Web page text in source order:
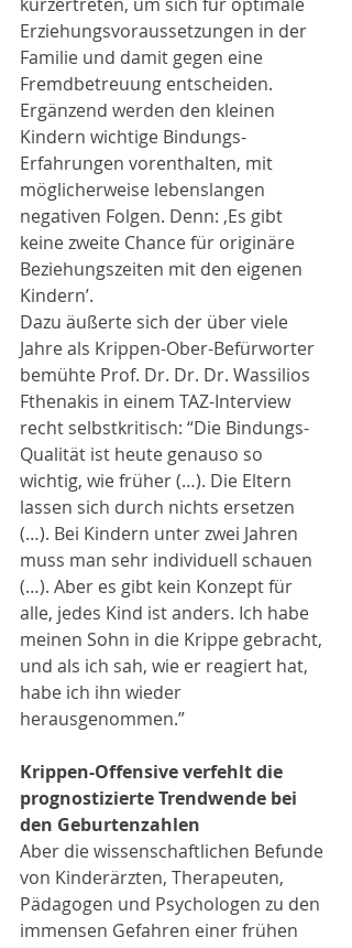
Erziehungsvoraussetzungen in der
Familie und damit gegen eine
Fremdbetreuung entscheiden.
Ergänzend werden den kleinen
Kindern wichtige Bindungs-
Erfahrungen vorenthalten, mit
möglicherweise lebenslangen
negativen Folgen. Denn: ‚Es gibt
keine zweite Chance für originäre
Beziehungszeiten mit den eigenen
Kindern’.
Dazu äußerte sich der über viele
Jahre als Krippen-Ober-Befürworter
bemühte Prof. Dr. Dr. Dr. Wassilios
Fthenakis in einem TAZ-Interview
recht selbstkritisch: “Die Bindungs-
Qualität ist heute genauso so
wichtig, wie früher (…). Die Eltern
lassen sich durch nichts ersetzen
(…). Bei Kindern unter zwei Jahren
muss man sehr individuell schauen
(…). Aber es gibt kein Konzept für
alle, jedes Kind ist anders. Ich habe
meinen Sohn in die Krippe gebracht,
und als ich sah, wie er reagiert hat,
habe ich ihn wieder
herausgenommen.”
Krippen-Offensive verfehlt die
prognostizierte Trendwende bei
den Geburtenzahlen
Aber die wissenschaftlichen Befunde
von Kinderärzten, Therapeuten,
Pädagogen und Psychologen zu den
immensen Gefahren einer frühen